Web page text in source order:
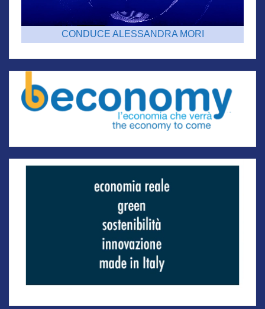
CONDUCE ALESSANDRA MORI